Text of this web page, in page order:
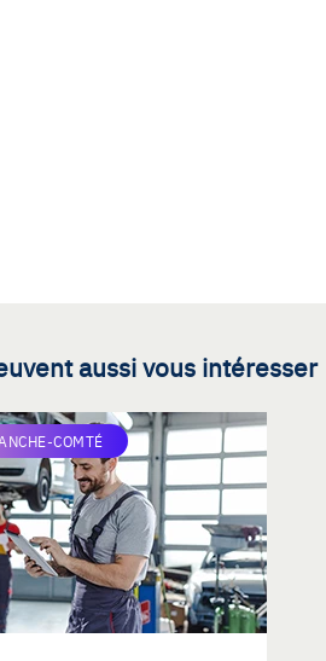
aussi vous intéresser
COMTÉ